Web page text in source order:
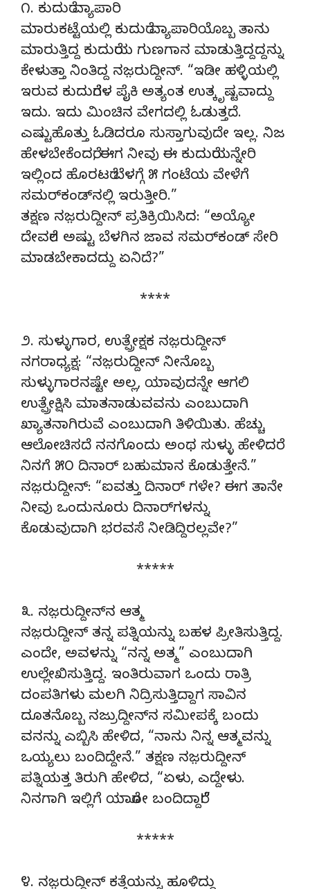
೧. ಕುದುರೆ ವ್ಯಾಪಾರಿ
ಮಾರುಕಟ್ಟೆಯಲ್ಲಿ ಕುದುರೆ ವ್ಯಾಪಾರಿಯೊಬ್ಬ ತಾನು
ಮಾರುತ್ತಿದ್ದ ಕುದುರೆಯ ಗುಣಗಾನ ಮಾಡುತ್ತಿದ್ದದ್ದನ್ನು
ಕೇಳುತ್ತಾ ನಿಂತಿದ್ದ ನಜ಼ರುದ್ದೀನ್‌. “ಇಡೀ ಹಳ್ಳಿಯಲ್ಲಿ
ಇರುವ ಕುದುರೆಗಳ ಪೈಕಿ ಅತ್ಯಂತ ಉತ್ಕೃಷ್ಟವಾದ್ದು
ಇದು. ಇದು ಮಿಂಚಿನ ವೇಗದಲ್ಲಿ ಓಡುತ್ತದೆ.
ಎಷ್ಟುಹೊತ್ತು ಓಡಿದರೂ ಸುಸ್ತಾಗುವುದೇ ಇಲ್ಲ. ನಿಜ
ಹೇಳಬೇಕೆಂದರೆ, ಈಗ ನೀವು ಈ ಕುದುರೆಯನ್ನೇರಿ
ಇಲ್ಲಿಂದ ಹೊರಟರೆ ಬೆಳಗ್ಗೆ ೫ ಗಂಟೆಯ ವೇಳೆಗೆ
ಸಮರ್‌ಕಂಡ್‌ನಲ್ಲಿ ಇರುತ್ತೀರಿ.”
ತಕ್ಷಣ ನಜ಼ರುದ್ದೀನ್‌ ಪ್ರತಿಕ್ರಿಯಿಸಿದ: “ಅಯ್ಯೋ
ದೇವರೇ! ಅಷ್ಟು ಬೆಳಗಿನ ಜಾವ ಸಮರ್‌ಕಂಡ್‌ ಸೇರಿ
ಮಾಡಬೇಕಾದದ್ದು ಏನಿದೆ?”
****
೨. ಸುಳ್ಳುಗಾರ, ಉತ್ಪ್ರೇಕ್ಷಕ ನಜ಼ರುದ್ದೀನ್
ನಗರಾಧ್ಯಕ್ಷ: “ನಜ಼ರುದ್ದೀನ್‌ ನೀನೊಬ್ಬ
ಸುಳ್ಳುಗಾರನಷ್ಟೇ ಅಲ್ಲ, ಯಾವುದನ್ನೇ ಆಗಲಿ
ಉತ್ಪ್ರೇಕ್ಷಿಸಿ ಮಾತನಾಡುವವನು ಎಂಬುದಾಗಿ
ಖ್ಯಾತನಾಗಿರುವೆ ಎಂಬುದಾಗಿ ತಿಳಿಯಿತು. ಹೆಚ್ಚು
ಆಲೋಚಿಸದೆ ನನಗೊಂದು ಅಂಥ ಸುಳ್ಳು ಹೇಳಿದರೆ
ನಿನಗೆ ೫೦ ದಿನಾರ್‌ ಬಹುಮಾನ ಕೊಡುತ್ತೇನೆ.”
ನಜ಼ರುದ್ದೀನ್‌: “ಐವತ್ತು ದಿನಾರ್ ಗಳೇ? ಈಗ ತಾನೇ
ನೀವು ಒಂದುನೂರು ದಿನಾರ್‌ಗಳನ್ನು
ಕೊಡುವುದಾಗಿ ಭರವಸೆ ನೀಡಿದ್ದಿರಲ್ಲವೇ?”
*****
೩. ನಜ಼ರುದ್ದೀನ್‌ನ ಆತ್ಮ
ನಜ಼ರುದ್ದೀನ್‌ ತನ್ನ ಪತ್ನಿಯನ್ನು ಬಹಳ ಪ್ರೀತಿಸುತ್ತಿದ್ದ.
ಎಂದೇ, ಅವಳನ್ನು “ನನ್ನ ಅತ್ಮ” ಎಂಬುದಾಗಿ
ಉಲ್ಲೇಖಿಸುತ್ತಿದ್ದ. ಇಂತಿರುವಾಗ ಒಂದು ರಾತ್ರಿ
ದಂಪತಿಗಳು ಮಲಗಿ ನಿದ್ರಿಸುತ್ತಿದ್ದಾಗ ಸಾವಿನ
ದೂತನೊಬ್ಬ ನಜ್ರುದ್ದೀನ್‌ನ ಸಮೀಪಕ್ಕೆ ಬಂದು
ವನನ್ನು ಎಬ್ಬಿಸಿ ಹೇಳಿದ, “ನಾನು ನಿನ್ನ ಆತ್ಮವನ್ನು
ಒಯ್ಯಲು ಬಂದಿದ್ದೇನೆ.” ತಕ್ಷಣ ನಜ಼ರುದ್ದೀನ್‌
ಪತ್ನಿಯತ್ತ ತಿರುಗಿ ಹೇಳಿದ, “ಏಳು, ಎದ್ದೇಳು.
ನಿನಗಾಗಿ ಇಲ್ಲಿಗೆ ಯಾರೋ ಬಂದಿದ್ದಾರೆ!”
*****
೪. ನಜ಼ರುದ್ದೀನ್‌ ಕತ್ತೆಯನ್ನು ಹೂಳಿದ್ದು